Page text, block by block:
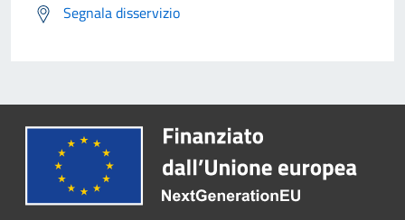
Segnala disservizio